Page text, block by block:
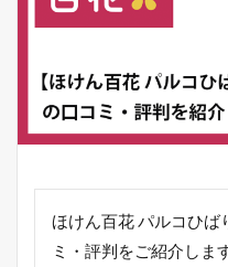
ほけん百花 パルコひば
ミ・評判をご紹介しま